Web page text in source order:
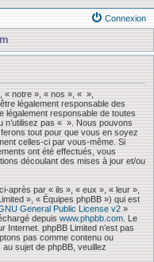
Connexion
« notre », « nos », « »,
légalement responsable des
légalement responsable de toutes
n’utilisez pas « ». Nous pouvons
tout pour que vous en soyez
celles-ci par vous-même. Si
ont été effectués, vous
découlant des mises à jour et/ou
après par « ils », « eux », « leur »,
», « Équipes phpBB ») qui est
General Public License v2 »
depuis www.phpbb.com . Le
Internet. phpBB Limited n’est pas
pas comme contenu ou
sujet de phpBB, veuillez